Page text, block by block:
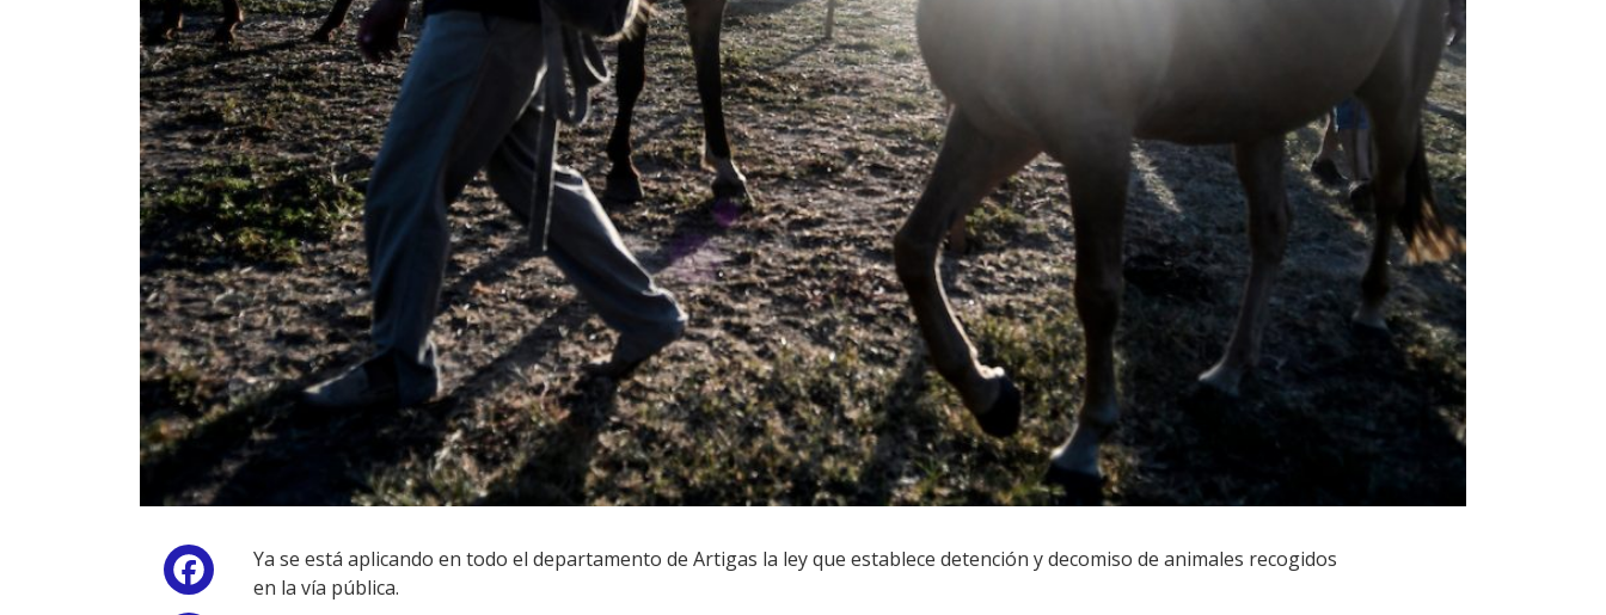
Facebook
Ya se está aplicando en todo el departamento de Artigas la ley que establece detención y decomiso de animales recogidos
en la vía pública.